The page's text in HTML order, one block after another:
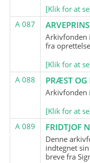
[Klik for at
A 087
Arkivfonden
fra
[Klik for at
A 088
PRÆST OG
Arkivfonden
[Klik for at
A 089
FRIDTJOF
Denne
indtegnet
breve fra